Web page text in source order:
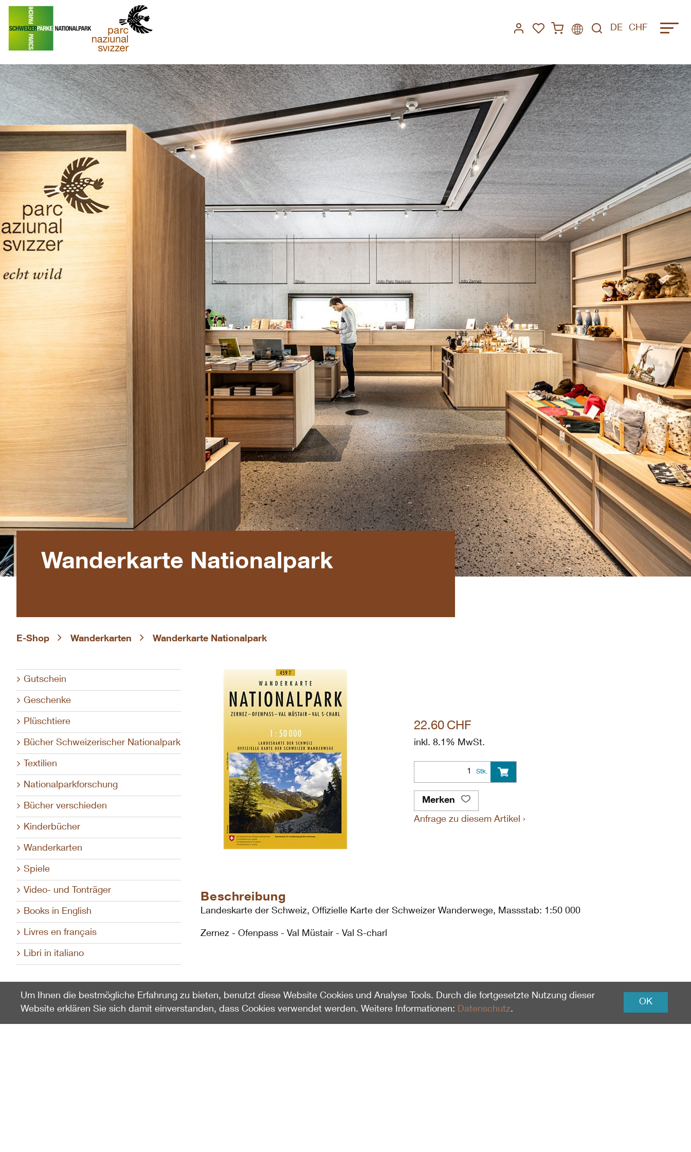
DE CHF
E-Shop Wanderkarten Wanderkarte Nationalpark
Gutschein
Geschenke
Plüschtiere
Bücher Schweizerischer Nationalpark
Textilien
Nationalparkforschung
Bücher verschieden
Kinderbücher
Wanderkarten
Spiele
Video- und Tonträger
Books in English
Livres en français
Libri in italiano
Wanderkarte Nationalpark
22.60 CHF
inkl. 8.1% MwSt.
Stk.
Merken
Anfrage zu diesem Artikel ›
Beschreibung
Landeskarte der Schweiz, Offizielle Karte der Schweizer Wanderwege, Massstab: 1:50 000
Zernez - Ofenpass - Val Müstair - Val S-charl
OK
Um Ihnen die bestmögliche Erfahrung zu bieten, benutzt diese Website Cookies und Analyse Tools. Durch die fortgesetzte Nutzung dieser
Website erklären Sie sich damit einverstanden, dass Cookies verwendet werden. Weitere Informationen: Datenschutz.